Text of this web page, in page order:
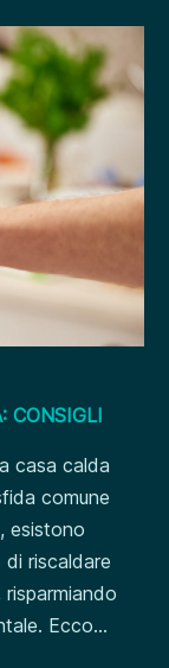
CONSIGLI
casa calda
comune
esistono
riscaldare
Ecco...